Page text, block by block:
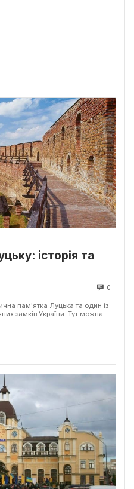
історія та
0
пам'ятка Луцька та один із
замків України. Тут можна